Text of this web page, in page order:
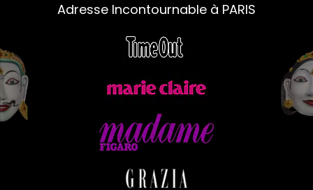
Adresse Incontournable à PARIS